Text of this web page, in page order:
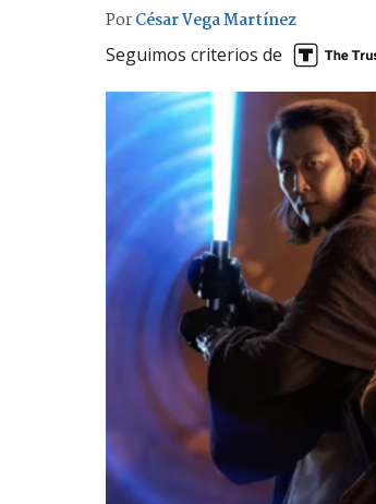
PorCésar Vega Martínez
Seguimos criterios de